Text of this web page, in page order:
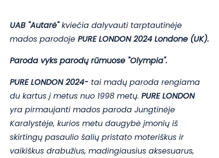
UAB "Autarė"kviečia dalyvauti tarptautinėje
mados parodoje PURE LONDON 2024 Londone (UK).
Paroda vyks parodų rūmuose "Olympia".
PURE LONDON 2024- tai madų paroda rengiama
du kartus į metus nuo 1998 metų. PURE LONDON
yra pirmaujanti mados paroda Jungtinėje
Karalystėje, kurios metu daugybė įmonių iš
skirtingų pasaulio šalių pristato moteriškus ir
vaikiškus drabužius, madingiausius aksesuarus,